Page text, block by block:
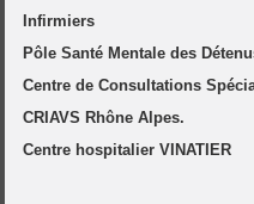
Infirmiers
Pôle Santé Mentale des
Centre de Consultations
CRIAVS Rhône Alpes.
Centre hospitalier VINATIER